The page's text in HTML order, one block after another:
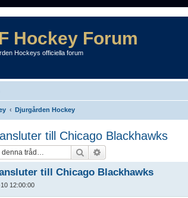
Hockey Forum
Hockeys officiella forum
Djurgården Hockey
till Chicago Blackhawks
Sök
till Chicago Blackhawks
12:00:00